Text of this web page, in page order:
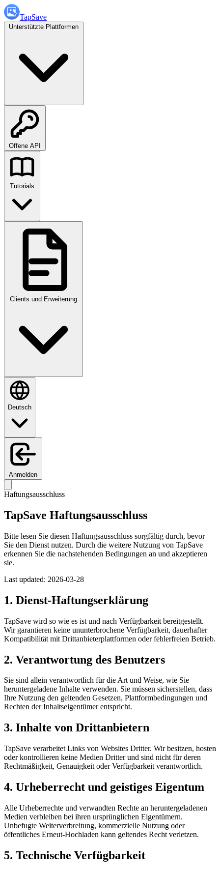
TapSave
Offene API
Deutsch
Anmelden
Haftungsausschluss
TapSave Haftungsausschluss
Bitte lesen Sie diesen Haftungsausschluss sorgfältig durch, bevor
Sie den Dienst nutzen. Durch die weitere Nutzung von TapSave
erkennen Sie die nachstehenden Bedingungen an und akzeptieren
sie.
Last updated: 2026-03-28
1. Dienst-Haftungserklärung
TapSave wird so wie es ist und nach Verfügbarkeit bereitgestellt.
Wir garantieren keine ununterbrochene Verfügbarkeit, dauerhafter
Kompatibilität mit Drittanbieterplattformen oder fehlerfreien Betrieb.
2. Verantwortung des Benutzers
Sie sind allein verantwortlich für die Art und Weise, wie Sie
heruntergeladene Inhalte verwenden. Sie müssen sicherstellen, dass
Ihre Nutzung den geltenden Gesetzen, Plattformbedingungen und
Rechten der Inhaltseigentümer entspricht.
3. Inhalte von Drittanbietern
TapSave verarbeitet Links von Websites Dritter. Wir besitzen, hosten
oder kontrollieren keine Medien Dritter und sind nicht für deren
Rechtmäßigkeit, Genauigkeit oder Verfügbarkeit verantwortlich.
4. Urheberrecht und geistiges Eigentum
Alle Urheberrechte und verwandten Rechte an heruntergeladenen
Medien verbleiben bei ihren ursprünglichen Eigentümern.
Unbefugte Weiterverbreitung, kommerzielle Nutzung oder
öffentliches Erneut-Hochladen kann geltendes Recht verletzen.
5. Technische Verfügbarkeit